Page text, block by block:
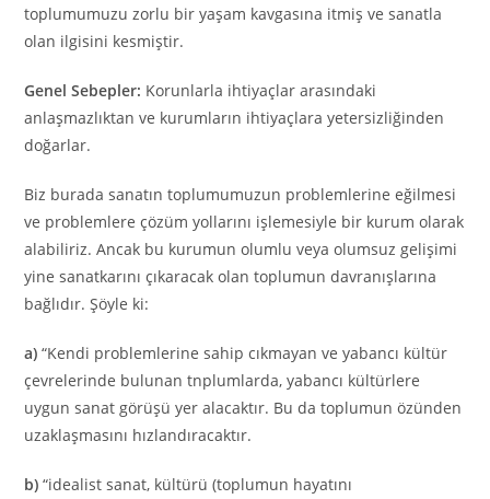
toplumumuzu zorlu bir yaşam kavgasına itmiş ve sanatla
olan ilgisini kesmiştir.
Genel Sebepler: Korunlarla ihtiyaçlar arasındaki
anlaşmazlıktan ve kurumların ihtiyaçlara yetersizliğinden
doğarlar.
Biz burada sanatın toplumumuzun problemlerine eğilmesi
ve problemlere çözüm yollarını işlemesiyle bir kurum olarak
alabiliriz. Ancak bu kurumun olumlu veya olumsuz gelişimi
yine sanatkarını çıkaracak olan toplumun davranışlarına
bağlıdır. Şöyle ki:
a)“Kendi problemlerine sahip cıkmayan ve yabancı kültür
çevrelerinde bulunan tnplumlarda, yabancı kültürlere
uygun sanat görüşü yer alacaktır. Bu da toplumun özünden
uzaklaşmasını hızlandıracaktır.
b)“idealist sanat, kültürü (toplumun hayatını